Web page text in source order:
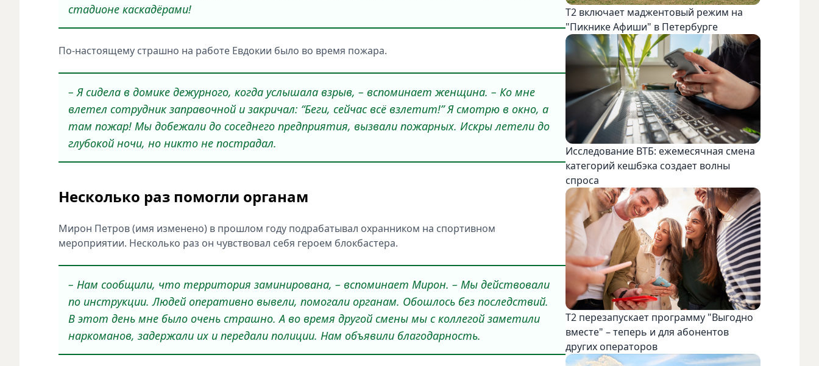
стадионе каскадёрами!
По-настоящему страшно на работе Евдокии было во время пожара.
– Я сидела в домике дежурного, когда услышала взрыв, – вспоминает женщина. – Ко мне
влетел сотрудник заправочной и закричал: “Беги, сейчас всё взлетит!” Я смотрю в окно, а
там пожар! Мы добежали до соседнего предприятия, вызвали пожарных. Искры летели до
глубокой ночи, но никто не пострадал.
Несколько раз помогли органам
Мирон Петров (имя изменено) в прошлом году подрабатывал охранником на спортивном
мероприятии. Несколько раз он чувствовал себя героем блокбастера.
– Нам сообщили, что территория заминирована, – вспоминает Мирон. – Мы действовали
по инструкции. Людей оперативно вывели, помогали органам. Обошлось без последствий.
В этот день мне было очень страшно. А во время другой смены мы с коллегой заметили
наркоманов, задержали их и передали полиции. Нам объявили благодарность.
Т2 включает маджентовый режим на
"Пикнике Афиши" в Петербурге
Исследование ВТБ: ежемесячная смена
категорий кешбэка создает волны
спроса
Т2 перезапускает программу "Выгодно
вместе" – теперь и для абонентов
других операторов